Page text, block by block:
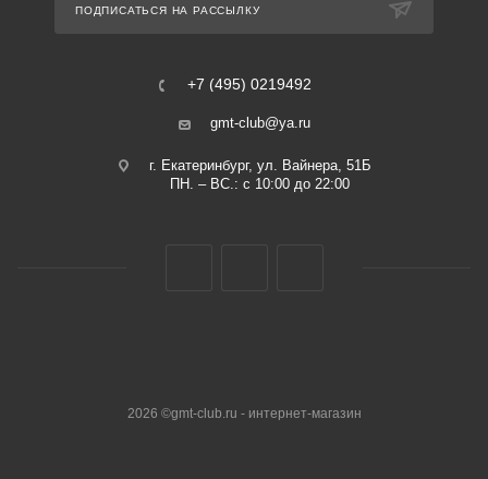
ПОДПИСАТЬСЯ НА РАССЫЛКУ
+7 (495) 0219492
gmt-club@ya.ru
г. Екатеринбург, ул. Вайнера, 51Б
ПН. – ВС.: с 10:00 до 22:00
2026 ©gmt-club.ru - интернет-магазин